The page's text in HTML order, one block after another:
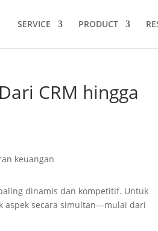
SERVICE PRODUCT
CRM hingga
dinamis dan kompetitif. Untuk
aspek secara simultan—mulai dari